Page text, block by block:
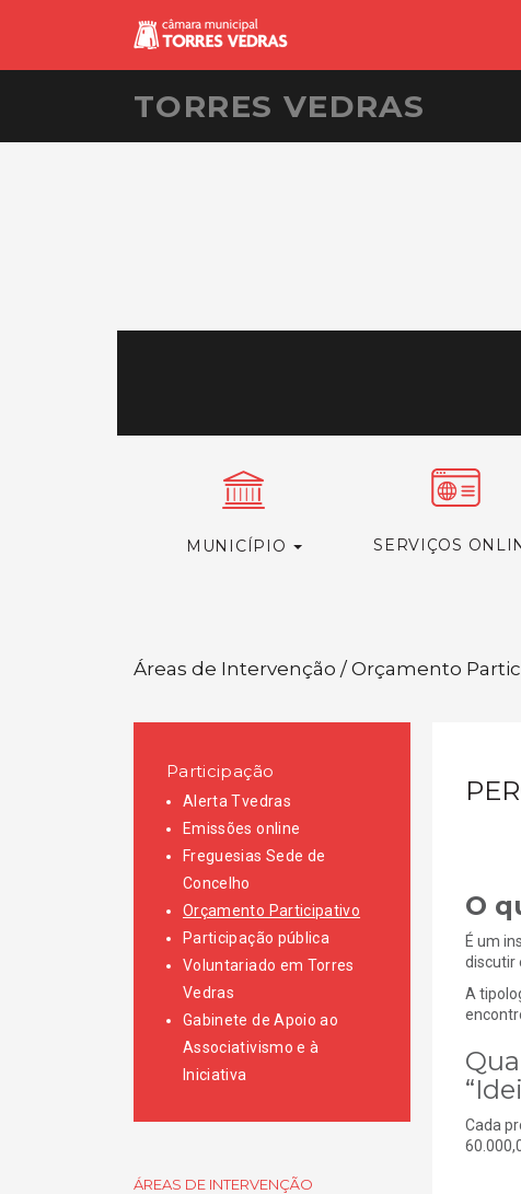
TORRES VEDRAS
MUNICÍPIO SERVIÇOS
Áreas de Intervenção / Orçamento
Participação
Alerta Tvedras
Emissões online
Freguesias Sede de
Concelho
Orçamento Participativo
Participação pública
Voluntariado em Torres
Vedras
Gabinete de Apoio ao
Associativismo e à
Iniciativa
ÁREAS DE INTERVENÇÃO
O
É um
discutir
A
Cada